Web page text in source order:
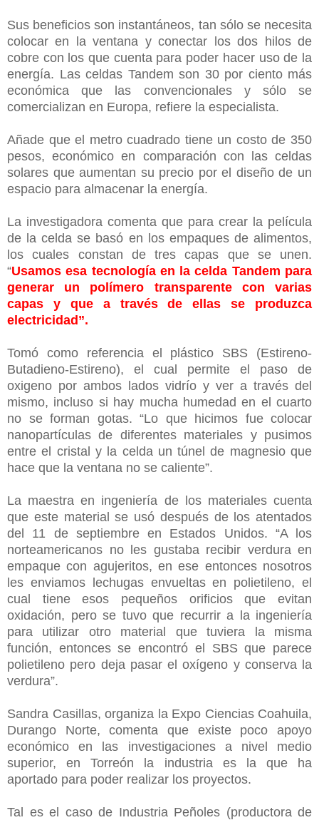
Sus beneficios son instantáneos, tan sólo se necesita
colocar en la ventana y conectar los dos hilos de
cobre con los que cuenta para poder hacer uso de la
energía. Las celdas Tandem son 30 por ciento más
económica que las convencionales y sólo se
comercializan en Europa, refiere la especialista.
Añade que el metro cuadrado tiene un costo de 350
pesos, económico en comparación con las celdas
solares que aumentan su precio por el diseño de un
espacio para almacenar la energía.
La investigadora comenta que para crear la película
de la celda se basó en los empaques de alimentos,
los cuales constan de tres capas que se unen.
“Usamos esa tecnología en la celda Tandem para
generar un polímero transparente con varias
capas y que a través de ellas se produzca
electricidad”.
Tomó como referencia el plástico SBS (Estireno-
Butadieno-Estireno), el cual permite el paso de
oxigeno por ambos lados vidrío y ver a través del
mismo, incluso si hay mucha humedad en el cuarto
no se forman gotas. “Lo que hicimos fue colocar
nanopartículas de diferentes materiales y pusimos
entre el cristal y la celda un túnel de magnesio que
hace que la ventana no se caliente”.
La maestra en ingeniería de los materiales cuenta
que este material se usó después de los atentados
del 11 de septiembre en Estados Unidos. “A los
norteamericanos no les gustaba recibir verdura en
empaque con agujeritos, en ese entonces nosotros
les enviamos lechugas envueltas en polietileno, el
cual tiene esos pequeños orificios que evitan
oxidación, pero se tuvo que recurrir a la ingeniería
para utilizar otro material que tuviera la misma
función, entonces se encontró el SBS que parece
polietileno pero deja pasar el oxígeno y conserva la
verdura”.
Sandra Casillas, organiza la Expo Ciencias Coahuila,
Durango Norte, comenta que existe poco apoyo
económico en las investigaciones a nivel medio
superior, en Torreón la industria es la que ha
aportado para poder realizar los proyectos.
Tal es el caso de Industria Peñoles (productora de